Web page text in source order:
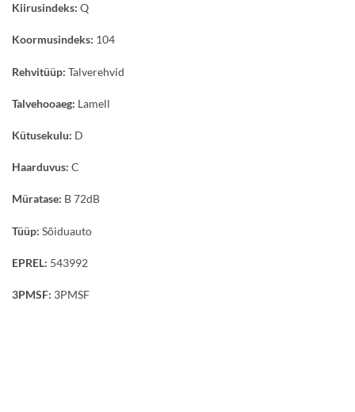
Kiirusindeks: Q
Koormusindeks: 104
Rehvitüüp: Talverehvid
Talvehooaeg: Lamell
Kütusekulu: D
Haarduvus: C
Müratase: B 72dB
Tüüp: Sõiduauto
EPREL: 543992
3PMSF: 3PMSF